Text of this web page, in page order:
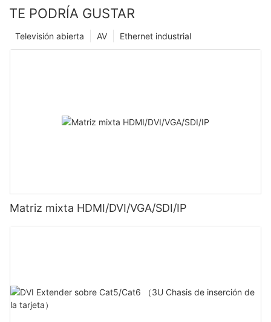
TE PODRÍA GUSTAR
Ethernet industrial
AV
Televisión abierta
Matriz mixta HDMI/DVI/VGA/SDI/IP